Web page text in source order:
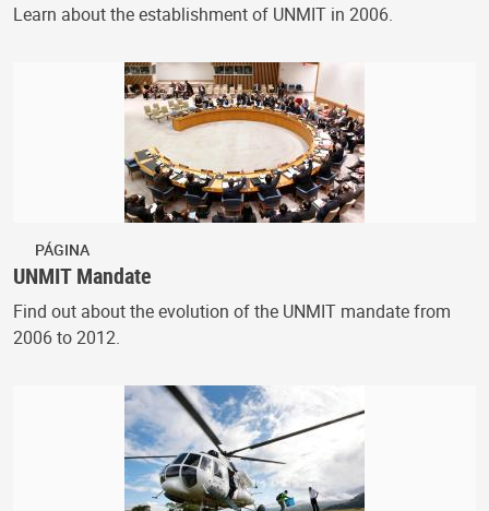
Learn about the establishment of UNMIT in 2006.
PÁGINA
UNMIT Mandate
Find out about the evolution of the UNMIT mandate from
2006 to 2012.